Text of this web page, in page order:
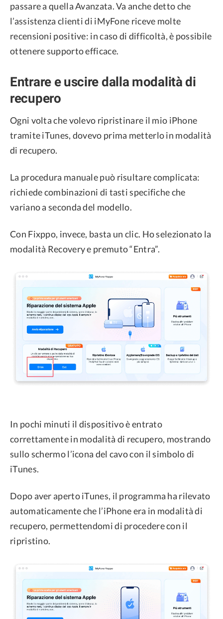
passare a quella Avanzata. Va anche detto che
l’assistenza clienti di iMyFone riceve molte
recensioni positive: in caso di difficoltà, è possibile
ottenere supporto efficace.
Entrare e uscire dalla modalità di
recupero
Ogni volta che volevo ripristinare il mio iPhone
tramite iTunes, dovevo prima metterlo in modalità
di recupero.
La procedura manuale può risultare complicata:
richiede combinazioni di tasti specifiche che
variano a seconda del modello.
Con Fixppo, invece, basta un clic. Ho selezionato la
modalità Recovery e premuto “Entra”.
In pochi minuti il dispositivo è entrato
correttamente in modalità di recupero, mostrando
sullo schermo l’icona del cavo con il simbolo di
iTunes.
Dopo aver aperto iTunes, il programma ha rilevato
automaticamente che l’iPhone era in modalità di
recupero, permettendomi di procedere con il
ripristino.